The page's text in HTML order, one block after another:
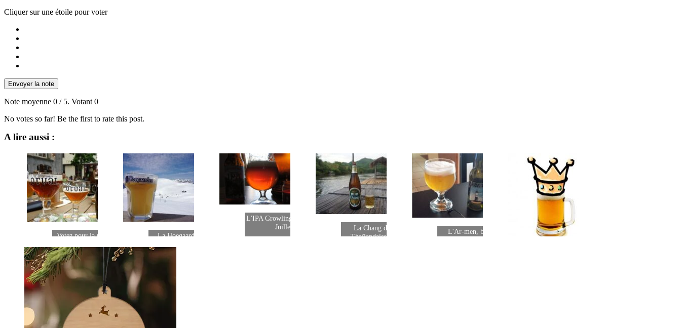
Cliquer sur une étoile pour voter
Envoyer la note
Note moyenne 0 / 5. Votant 0
No votes so far! Be the first to rate this post.
A lire aussi :
Votez pour la plus belle photo
La Hoegaarden au ski plus
L'IPA Growling championne de
Juillet 2013
La Chang dans la jungle
Thaïlandaise photo d'Août
L'Ar-men, bière bretonne